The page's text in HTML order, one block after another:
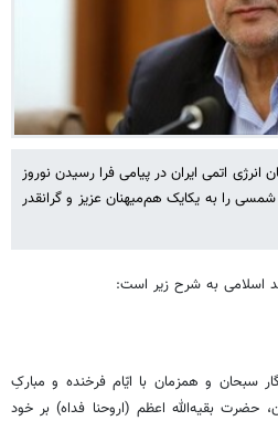
اتمی ایران در پیامی فرا رسیدن نوروز
خجسته باستانی و آغاز سال 1401 شمسی را به یکایک هم‌میهنان عزیز و گرانقدر
اسلامی به شرح زیر است:
سبحان و همزمان با ایّام فرخنده و مبارکِ
حضرت بقیه‌الله اعظم (اروحنا فداه) بر خود